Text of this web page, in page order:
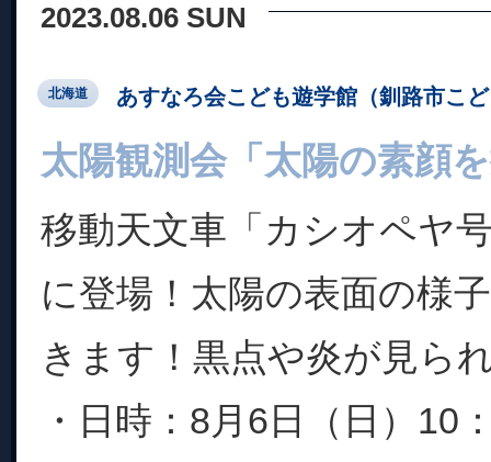
2023.08.06 SUN
北海道 あすなろ会こども遊学館（釧路市こ
太陽観測会「太陽の素顔
移動天文車「カシオペヤ
に登場！太陽の表面の様
きます！黒点や炎が見ら
・日時：8月6日（日）10